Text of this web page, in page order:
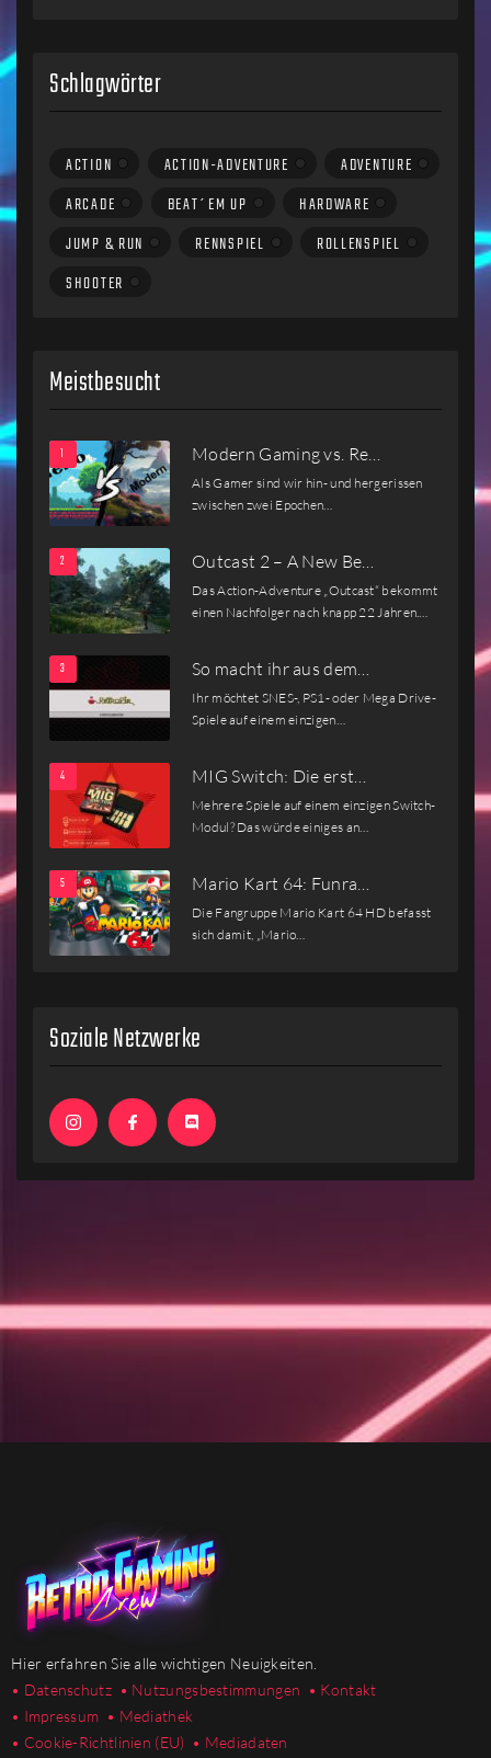
Schlagwörter
ACTION ACTION-ADVENTURE
ADVENTURE
ARCADE
BEAT´EM UP
HARDWARE
JUMP & RUN
RENNSPIEL
ROLLENSPIEL
SHOOTER
Meistbesucht
Modern Gaming vs. Re…
Als Gamer sind wir hin- und hergerissen
zwischen zwei Epochen…
Outcast 2 – A New Be…
Das Action-Adventure „Outcast“ bekommt
einen Nachfolger nach knapp 22 Jahren.…
So macht ihr aus dem…
Ihr möchtet SNES-, PS1- oder Mega Drive-
Spiele auf einem einzigen…
MIG Switch: Die erst…
Mehrere Spiele auf einem einzigen Switch-
Modul? Das würde einiges an…
Mario Kart 64: Funra…
Die Fangruppe Mario Kart 64 HD befasst
sich damit, „Mario…
Soziale Netzwerke
Hier erfahren Sie alle wichtigen Neuigkeiten.
• Datenschutz • Nutzungsbestimmungen • Kontakt
• Impressum • Mediathek
• Cookie-Richtlinien (EU) • Mediadaten